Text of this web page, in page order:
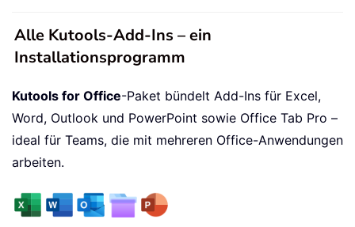
Alle Kutools-Add-Ins – ein
Installationsprogramm
Kutools for Office-Paket bündelt Add-Ins für Excel,
Word, Outlook und PowerPoint sowie Office Tab Pro –
ideal für Teams, die mit mehreren Office-Anwendungen
arbeiten.